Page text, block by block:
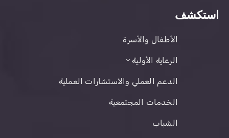
استكشف
الأطفال والأسرة
الرعاية الأولية
الدعم العملي والاستشارات العملية
الخدمات المجتمعية
الشباب